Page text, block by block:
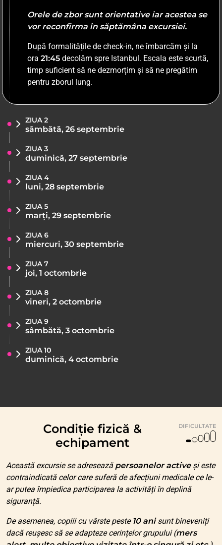
Orele de zbor sunt orientative iar acestea se
vor reconfirma în săptămâna excursiei.
După formalitățile de check-in, ne îmbarcăm și la
ora 21:45 decolăm spre Istanbul. Escala este scurtă,
timp suficient să ne dezmorțim și să ne pregătim
pentru zborul lung.
ZIUA 2
sâmbătă, 26 septembrie
ZIUA 3
duminică, 27 septembrie
ZIUA 4
luni, 28 septembrie
ZIUA 5
marți, 29 septembrie
ZIUA 6
miercuri, 30 septembrie
ZIUA 7
joi, 1 octombrie
ZIUA 8
vineri, 2 octombrie
ZIUA 9
sâmbătă, 3 octombrie
ZIUA 10
duminică, 4 octombrie
Condiție fizică &
echipament
DIFICULTATE
Această excursie se adresează persoanelor activeși este
contraindicată celor care suferă de afecțiuni medicale ce le-
ar putea împiedica participarea la activități în deplină
siguranță.
De asemenea, copiii cu vârste peste 10 anisunt bineveniți
dacă reușesc să se adapteze cerințelor grupului (mers